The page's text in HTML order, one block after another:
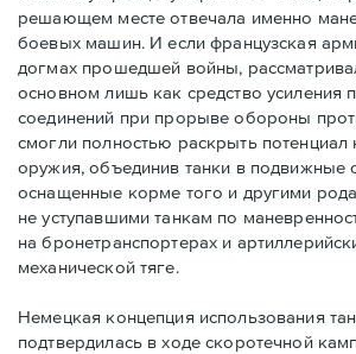
решающем месте отвечала именно
боевых машин. И если французская
догмах прошедшей войны,
основном лишь как средство усиления
соединений при прорыве обороны
смогли полностью раскрыть потенциал
оружия, объединив танки в подвижные
оснащенные корме того и другими
не уступавшими танкам по
на бронетранспортерах и
механической тяге.
Немецкая концепция использования
подтвердилась в ходе скоротечной